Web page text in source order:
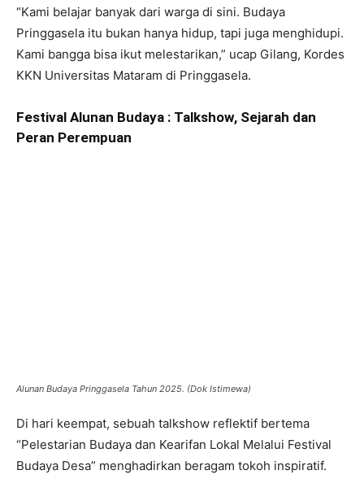
“Kami belajar banyak dari warga di sini. Budaya
Pringgasela itu bukan hanya hidup, tapi juga menghidupi.
Kami bangga bisa ikut melestarikan,” ucap Gilang, Kordes
KKN Universitas Mataram di Pringgasela.
Festival Alunan Budaya : Talkshow, Sejarah dan
Peran Perempuan
Alunan Budaya Pringgasela Tahun 2025. (Dok Istimewa)
Di hari keempat, sebuah talkshow reflektif bertema
“Pelestarian Budaya dan Kearifan Lokal Melalui Festival
Budaya Desa” menghadirkan beragam tokoh inspiratif.